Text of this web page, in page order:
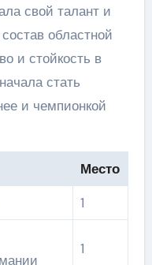
свой талант и
областной
и стойкость в
стать
и чемпионкой
Место
1
1